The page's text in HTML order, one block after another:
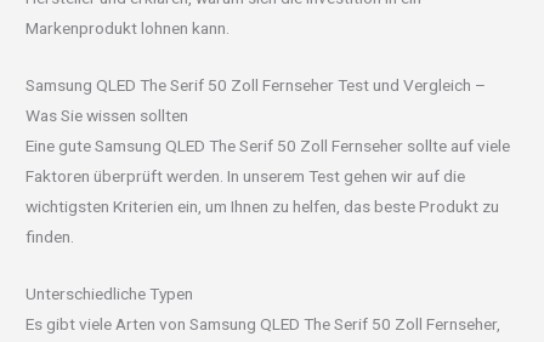
Markenprodukt lohnen kann.
Samsung QLED The Serif 50 Zoll Fernseher Test und Vergleich –
Was Sie wissen sollten
Eine gute Samsung QLED The Serif 50 Zoll Fernseher sollte auf viele
Faktoren überprüft werden. In unserem Test gehen wir auf die
wichtigsten Kriterien ein, um Ihnen zu helfen, das beste Produkt zu
finden.
Unterschiedliche Typen
Es gibt viele Arten von Samsung QLED The Serif 50 Zoll Fernseher,